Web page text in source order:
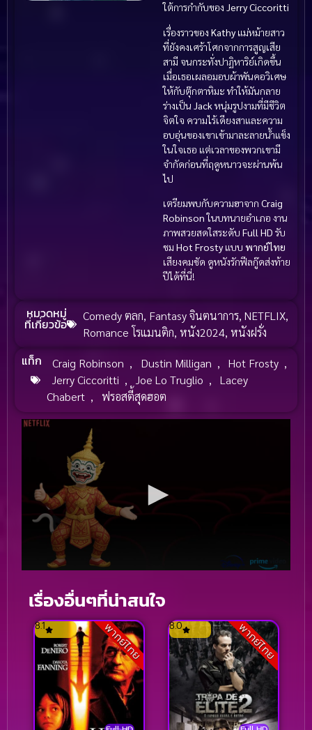
ใต้การกำกับของ Jerry Ciccoritti
เรื่องราวของ Kathyแม่หม้ายสาว
ที่ยังคงเศร้าโศกจากการสูญเสีย
สามี จนกระทั่งปาฏิหาริย์เกิดขึ้น
เมื่อเธอเผลอมอบผ้าพันคอวิเศษ
ให้กับตุ๊กตาหิมะ ทำให้มันกลาย
ร่างเป็น Jackหนุ่มรูปงามที่มีชีวิต
จิตใจ ความไร้เดียงสาและความ
อบอุ่นของเขาเข้ามาละลายน้ำแข็ง
ในใจเธอ แต่เวลาของพวกเขามี
จำกัดก่อนที่ฤดูหนาวจะผ่านพ้น
ไป
เตรียมพบกับความฮาจาก Craig
Robinsonในบทนายอำเภอ งาน
ภาพสวยสดใสระดับ Full HD รับ
ชม Hot Frostyแบบ พากย์ไทย
เสียงคมชัด ดูหนังรักฟีลกู๊ดส่งท้าย
ปีได้ที่นี่!
หมวดหมู่
ที่เกี่ยวข้อ
Comedy ตลก, Fantasy จินตนาการ,NETFLIX,
Romance โรแมนติก,หนัง2024,หนังฝรั่ง
แท็ก Craig Robinson , Dustin Milligan , Hot Frosty ,
Jerry Ciccoritti , Joe Lo Truglio ,
Lacey
Chabert , ฟรอสตี้สุดฮอต
เรื่องอื่นๆที่น่าสนใจ
พากย์ไทย
8.1 พากย์ไทย
8.0